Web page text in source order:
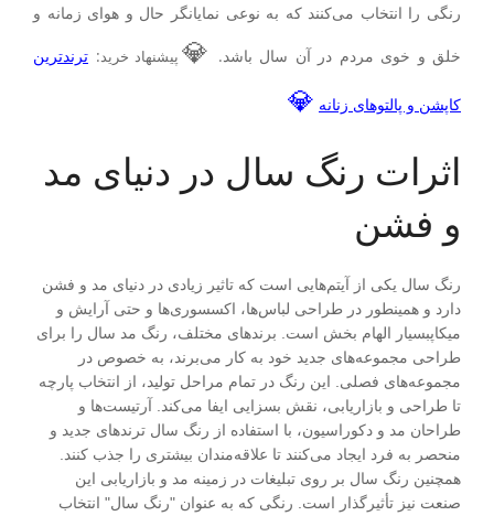
رنگی را انتخاب می‌کنند که به نوعی نمایانگر حال و هوای زمانه و
خلق و خوی مردم در آن سال باشد. 💎 پیشنهاد خرید: ترندترین
کاپشن و پالتوهای زنانه 💎
اثرات رنگ سال در دنیای مد
و فشن
رنگ سال یکی از آیتم‌هایی است که تاثیر زیادی در دنیای مد و فشن
دارد و همینطور در طراحی لباس‌ها، اکسسوری‌ها و حتی آرایش و
میکاپبسیار الهام بخش است. برندهای مختلف، رنگ مد سال را برای
طراحی مجموعه‌های جدید خود به کار می‌برند، به خصوص در
مجموعه‌های فصلی. این رنگ در تمام مراحل تولید، از انتخاب پارچه
تا طراحی و بازاریابی، نقش بسزایی ایفا می‌کند. آرتیست‌ها و
طراحان مد و دکوراسیون، با استفاده از رنگ سال ترندهای جدید و
منحصر به فرد ایجاد می‌کنند تا علاقه‌مندان بیشتری را جذب کنند.
همچنین رنگ سال بر روی تبلیغات در زمینه مد و بازاریابی این
صنعت نیز تأثیرگذار است. رنگی که به عنوان "رنگ سال" انتخاب